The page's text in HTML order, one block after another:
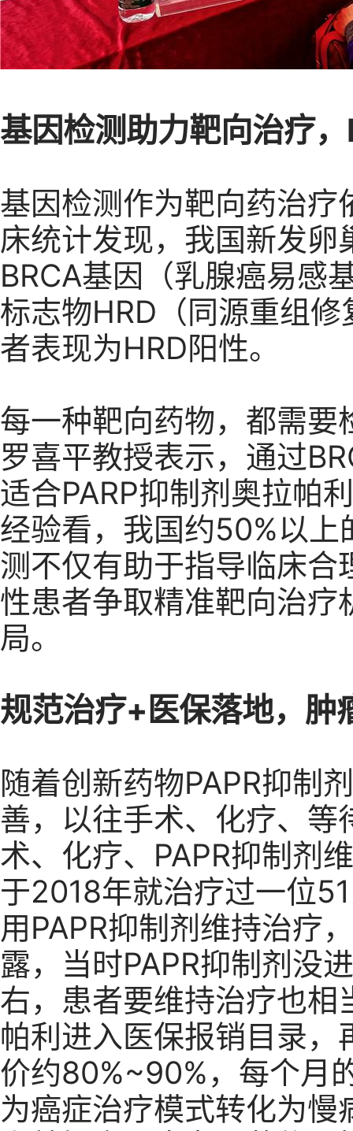
基因检测助力靶向治疗
基因检测作为靶向药治
床统计发现，我国新发
BRCA基因（乳腺癌易感
标志物HRD（同源重组
者表现为HRD阳性。
每一种靶向药物，都需
罗喜平教授表示，通过
适合PARP抑制剂奥拉帕
经验看，我国约50%以上
测不仅有助于指导临床合
性患者争取精准靶向治
局。
规范治疗+医保落地，肿
随着创新药物PAPR抑制
善，以往手术、化疗、
术、化疗、PAPR抑制剂
于2018年就治疗过一位
用PAPR抑制剂维持治疗
露，当时PAPR抑制剂没
右，患者要维持治疗也相
帕利进入医保报销目录
价约80%~90%，每个月
为癌症治疗模式转化为